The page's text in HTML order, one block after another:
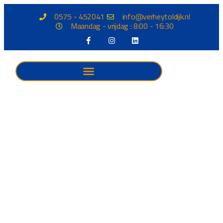
0575 - 452041 info@verheytoldijk.nl
Maandag - vrijdag : 8:00 - 16:30